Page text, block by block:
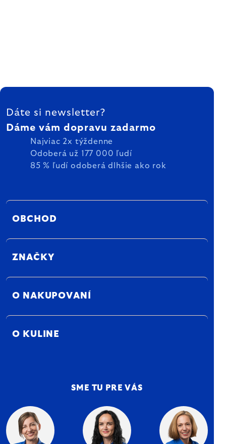
ZÁPÄTIE
Dáte si newsletter?
Dáme vám dopravu zadarmo
Najviac 2x týždenne
Odoberá už 177 000 ľudí
85 % ľudí odoberá dlhšie ako rok
OBCHOD
ZNAČKY
O NAKUPOVANÍ
O KULINE
SME TU PRE VÁS